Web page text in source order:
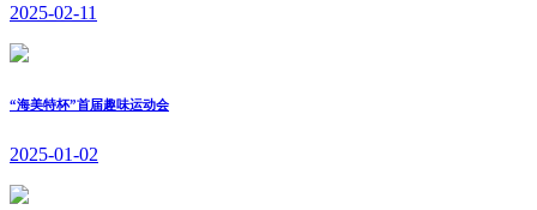
2025-02-11
“海美特杯”首届趣味运动会
2025-01-02